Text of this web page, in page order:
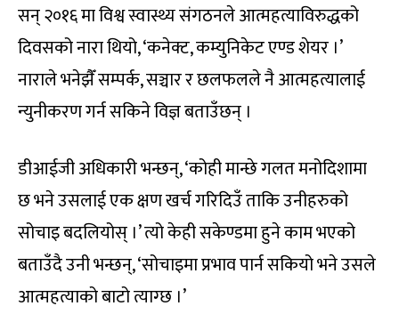
सन् २०१६ मा विश्व स्वास्थ्य संगठनले आत्महत्याविरुद्धको
दिवसको नारा थियो, ‘कनेक्ट, कम्युनिकेट एण्ड शेयर ।’
नाराले भनेझैँ सम्पर्क, सञ्चार र छलफलले नै आत्महत्यालाई
न्युनीकरण गर्न सकिने विज्ञ बताउँछन् ।
डीआईजी अधिकारी भन्छन्, ‘कोही मान्छे गलत मनोदिशामा
छ भने उसलाई एक क्षण खर्च गरिदिउँ ताकि उनीहरुको
सोचाइ बदलियोस् ।’ त्यो केही सकेण्डमा हुने काम भएको
बताउँदै उनी भन्छन्, ‘सोचाइमा प्रभाव पार्न सकियो भने उसले
आत्महत्याको बाटो त्याग्छ ।’